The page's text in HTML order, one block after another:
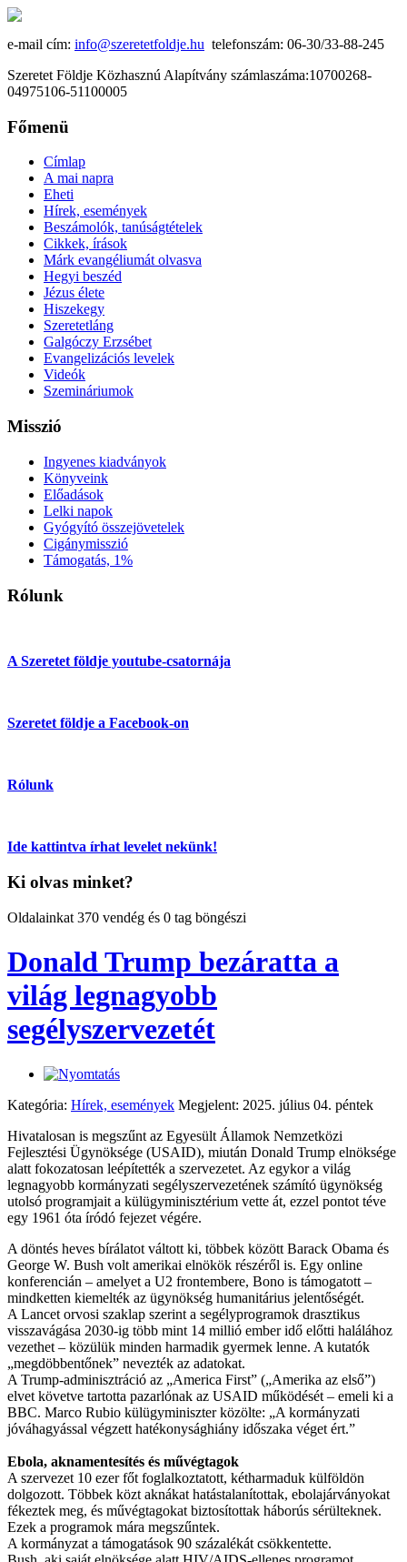
e-mail cím: info@szeretetfoldje.hu telefonszám: 06-30/33-88-245
Szeretet Földje Közhasznú Alapítvány számlaszáma:10700268-
04975106-51100005
Főmenü
Címlap
A mai napra
Eheti
Hírek, események
Beszámolók, tanúságtételek
Cikkek, írások
Márk evangéliumát olvasva
Hegyi beszéd
Jézus élete
Hiszekegy
Szeretetláng
Galgóczy Erzsébet
Evangelizációs levelek
Videók
Szemináriumok
Misszió
Ingyenes kiadványok
Könyveink
Előadások
Lelki napok
Gyógyító összejövetelek
Cigánymisszió
Támogatás, 1%
Rólunk
A Szeretet földje youtube-csatornája
Szeretet földje a Facebook-on
Rólunk
Ide kattintva írhat levelet nekünk!
Ki olvas minket?
Oldalainkat 370 vendég és 0 tag böngészi
Donald Trump bezáratta a
világ legnagyobb
segélyszervezetét
Kategória: Hírek, események Megjelent: 2025. július 04. péntek
Hivatalosan is megszűnt az Egyesült Államok Nemzetközi
Fejlesztési Ügynöksége (USAID), miután Donald Trump elnöksége
alatt fokozatosan leépítették a szervezetet. Az egykor a világ
legnagyobb kormányzati segélyszervezetének számító ügynökség
utolsó programjait a külügyminisztérium vette át, ezzel pontot téve
egy 1961 óta íródó fejezet végére.
A döntés heves bírálatot váltott ki, többek között Barack Obama és
George W. Bush volt amerikai elnökök részéről is. Egy online
konferencián – amelyet a U2 frontembere, Bono is támogatott –
mindketten kiemelték az ügynökség humanitárius jelentőségét.
A Lancet orvosi szaklap szerint a segélyprogramok drasztikus
visszavágása 2030-ig több mint 14 millió ember idő előtti halálához
vezethet – közülük minden harmadik gyermek lenne. A kutatók
„megdöbbentőnek” nevezték az adatokat.
A Trump-adminisztráció az „America First” („Amerika az első”)
elvet követve tartotta pazarlónak az USAID működését – emeli ki a
BBC. Marco Rubio külügyminiszter közölte: „A kormányzati
jóváhagyással végzett hatékonysághiány időszaka véget ért.”
Ebola, aknamentesítés és művégtagok
A szervezet 10 ezer főt foglalkoztatott, kétharmaduk külföldön
dolgozott. Többek közt aknákat hatástalanítottak, ebolajárványokat
fékeztek meg, és művégtagokat biztosítottak háborús sérülteknek.
Ezek a programok mára megszűntek.
A kormányzat a támogatások 90 százalékát csökkentette.